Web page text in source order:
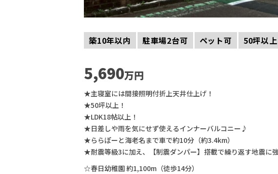
築10年以内 駐車場2台可 ペット可 50坪以上
5,690万円
★主寝室には間接照明付折上天井仕上げ！
★50坪以上！
★LDK18帖以上！
★日差しや雨を気にせず使えるインナーバルコニー♪
★ららぽーと海老名まで車で約10分（約3.4km）
★耐震等級3に加え、【制震ダンパー】搭載で繰り返す地震に
☆春日幼稚園 約1,100m（徒歩14分）